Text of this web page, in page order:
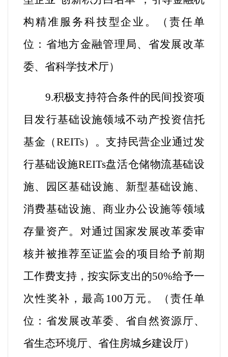
构精准服务科技型企业 。 （责任单
位：省地方金融管理局、省发展改革
委、省科学技术厅）
9.积极支持符合条件的民间投资项
目发行基础设施领域不动产投资信托
基金（REITs）。支持民营企业通过发
行基础设施REITs盘活仓储物流基础设
施、园区基础设施、新型基础设施、
消费基础设施、商业办公设施等领域
存量资产。对通过国家发展改革委审
核并被推荐至证监会的项目给予前期
工作费支持，按实际支出的50%给予一
次性奖补，最高100万元 。 （ 责任单
位：省发展改革委、省自然资源厅、
省生态环境厅、省住房城乡建设厅）